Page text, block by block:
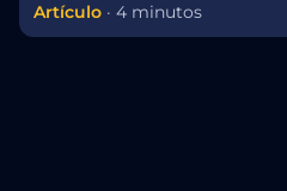
Artículo · 4 minutos